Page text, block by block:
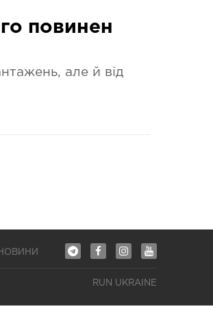
повинен
але й від
RUN UKRAINE